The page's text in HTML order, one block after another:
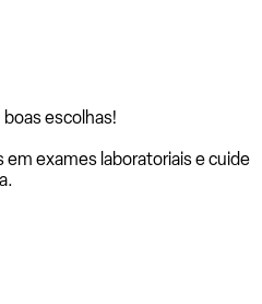
boas escolhas!
exames laboratoriais e cuide